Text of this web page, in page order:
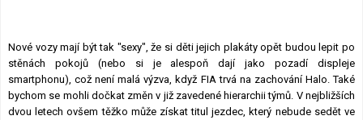
Nové vozy mají být tak "sexy", že si děti jejich plakáty opět budou lepit po
stěnách pokojů (nebo si je alespoň dají jako pozadí displeje
smartphonu), což není malá výzva, když FIA ​​trvá na zachování Halo. Také
bychom se mohli dočkat změn v již zavedené hierarchii týmů. V nejbližších
dvou letech ovšem těžko může získat titul jezdec, který nebude sedět ve